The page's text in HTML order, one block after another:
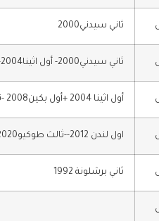
ثاني سيدني2000
ثاني سيدني2000- أول اثينا2004-أول بكين2008- ثالث لندن2012- ثالث ريو 2016
أول اثينا 2004 +أول بكين2008 -ثاني لندن 2012
اول لندن 2012--ثالث طوكيو2020
ثاني برشلونة 1992